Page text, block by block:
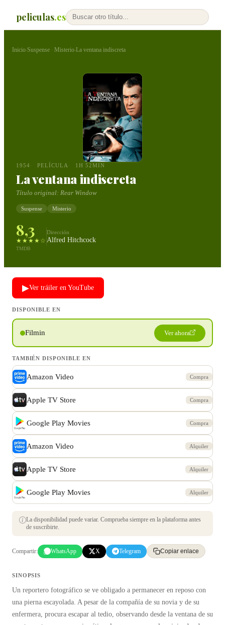
peliculas.es
Inicio›Suspense · Misterio›La ventana indiscreta
1954 PELÍCULA 1H 52MIN
La ventana indiscreta
Título original: Rear Window
Suspense Misterio
8,3
★★★★☆
TMDB
Dirección
Alfred Hitchcock
▶Ver tráiler en YouTube
DISPONIBLE EN
Filmin Ver ahora
TAMBIÉN DISPONIBLE EN
Amazon Video Compra
Apple TV Store Compra
Google Play Movies Compra
Amazon Video Alquiler
Apple TV Store Alquiler
Google Play Movies Alquiler
La disponibilidad puede variar. Comprueba siempre en la plataforma antes
de suscribirte.
Compartir: WhatsApp X Telegram Copiar enlace
SINOPSIS
Un reportero fotográfico se ve obligado a permanecer en reposo con
una pierna escayolada. A pesar de la compañía de su novia y de su
enfermera, procura escapar al tedio, observando desde la ventana de su